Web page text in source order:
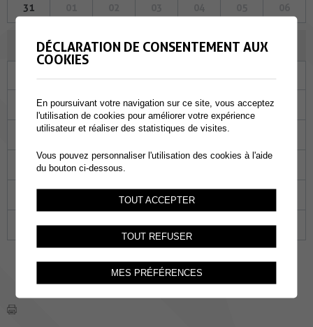
31
AOÛT 2023
01 02 03 04 05
08 09 10 11
15 16
23 24 25
29 30 31 01 02
DÉCLARATION DE CONSENTEMENT AUX
COOKIES
En poursuivant votre navigation sur ce site, vous acceptez
l'utilisation de cookies pour améliorer votre expérience
utilisateur et réaliser des statistiques de visites.
Vous pouvez personnaliser l'utilisation des cookies à l'aide
du bouton ci-dessous.
TOUT ACCEPTER
TOUT REFUSER
MES PRÉFÉRENCES